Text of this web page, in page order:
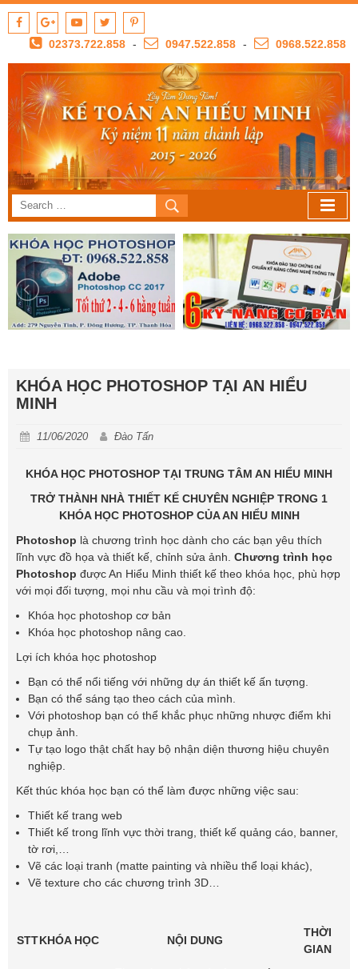
02373.722.858 - 0947.522.858 - 0968.522.858
KHÓA HỌC PHOTOSHOP TẠI AN HIỂU
MINH
11/06/2020 Đào Tấn
KHÓA HỌC PHOTOSHOP TẠI TRUNG TÂM AN HIỂU MINH
TRỞ THÀNH NHÀ THIẾT KẾ CHUYÊN NGHIỆP TRONG 1
KHÓA HỌC PHOTOSHOP CỦA AN HIỂU MINH
Photoshop là chương trình học dành cho các bạn yêu thích
lĩnh vực đồ họa và thiết kế, chỉnh sửa ảnh. Chương trình học
Photoshop được An Hiểu Minh thiết kế theo khóa học, phù hợp
với mọi đối tượng, mọi nhu cầu và mọi trình độ:
Khóa học photoshop cơ bản
Khóa học photoshop nâng cao.
Lợi ích khóa học photoshop
Bạn có thể nổi tiếng với những dự án thiết kế ấn tượng.
Bạn có thể sáng tạo theo cách của mình.
Với photoshop bạn có thể khắc phục những nhược điểm khi
chụp ảnh.
Tự tạo logo thật chất hay bộ nhận diện thương hiệu chuyên
nghiệp.
Kết thúc khóa học bạn có thể làm được những việc sau:
Thiết kế trang web
Thiết kế trong lĩnh vực thời trang, thiết kế quảng cáo, banner,
tờ rơi,…
Vẽ các loại tranh (matte painting và nhiều thể loại khác),
Vẽ texture cho các chương trình 3D…
STTKHÓA HỌC NỘI DUNG
THỜI
GIAN